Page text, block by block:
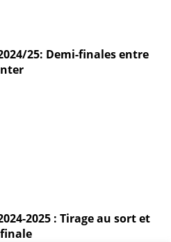
25: Demi-finales entre
2025 : Tirage au sort et